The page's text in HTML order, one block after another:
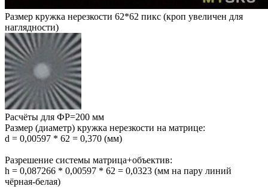
Размер кружка нерезкости 62*62 пикс (кроп увеличен для
наглядности)
Расчёты для ФР=200 мм
Размер (диаметр) кружка нерезкости на матрице:
d = 0,00597 * 62 = 0,370 (мм)
Разрешение системы матрица+объектив:
h = 0,087266 * 0,00597 * 62 = 0,0323 (мм на пару линий
чёрная-белая)